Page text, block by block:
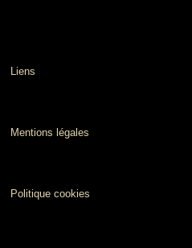
Liens
Mentions légales
Politique cookies